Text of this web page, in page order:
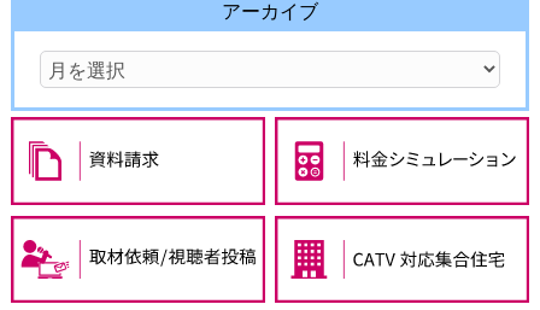
アーカイブ